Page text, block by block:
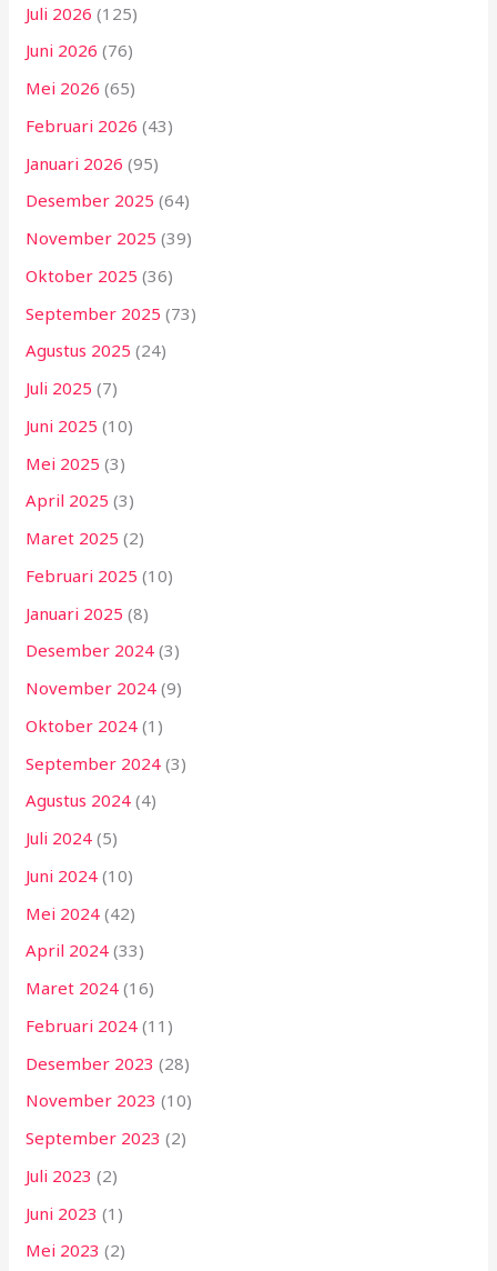
Juli 2026 (125)
Juni 2026 (76)
Mei 2026 (65)
Februari 2026 (43)
Januari 2026 (95)
Desember 2025 (64)
November 2025 (39)
Oktober 2025 (36)
September 2025 (73)
Agustus 2025 (24)
Juli 2025 (7)
Juni 2025 (10)
Mei 2025 (3)
April 2025 (3)
Maret 2025 (2)
Februari 2025 (10)
Januari 2025 (8)
Desember 2024 (3)
November 2024 (9)
Oktober 2024 (1)
September 2024 (3)
Agustus 2024 (4)
Juli 2024 (5)
Juni 2024 (10)
Mei 2024 (42)
April 2024 (33)
Maret 2024 (16)
Februari 2024 (11)
Desember 2023 (28)
November 2023 (10)
September 2023 (2)
Juli 2023 (2)
Juni 2023 (1)
Mei 2023 (2)